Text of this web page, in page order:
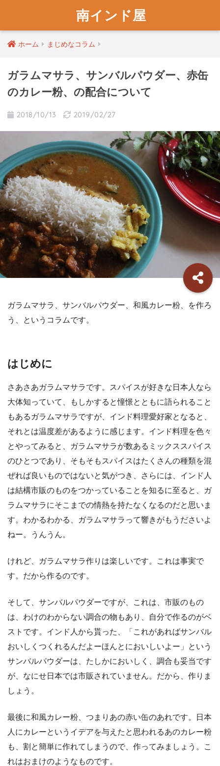
南インド屋
ホーム まじめなコラム
ガラムマサラ、サンバルパウダー、赤缶
のカレー粉、の配合について
2018/10/13 2019/02/27
ガラムマサラ、サンバルパウダー、和風カレー粉、を作ろ
う、というコラムです。
はじめに
さあさあガラムマサラです。スパイスが好きな日本人なら
大体知っていて、もしかすると憧憬とともに語られること
もあるガラムマサラですが、インド料理愛好家となると、
それとは温度差があるように感じます。インド料理を色々
とやってみると、ガラムマサラが数あるミックススパイス
のひとつであり、そもそもスパイスはたくさんの種類を混
ぜれば良いものではないと気がつき、さらには、インド人
は結構市販のものをつかっていることを知るに至ると、ガ
ラムマサラにそこまでの情熱を持たなくなるのだと思いま
す。わかるわかる、ガラムマサラって響きがもうださいよ
ねー。うんうん。
けれど、ガラムマサラ作りは楽しいです。これは事実で
す。だから作るのです。
そして、サンバルパウダーですが、これは、市販のもの
は、わけのわからない調合の物もあり、自分で作るのがベ
ストです。インド人から貰った、「これがあればサンバル
おいしくつくれるんだよーほんとにおいしいよー」という
サンバルパウダーは、たしかにおいしく、調合も妥当です
が、なにせ日本では市販されていません。だから、作りま
しょう。
最後に和風カレー粉、つまりあの赤い缶のあれです。日本
人にカレーというイデアを与えたと思われるあのカレー粉
も、割と簡単に作れてしまうので、作ってみましょう。こ
れはおまけのようなものです。